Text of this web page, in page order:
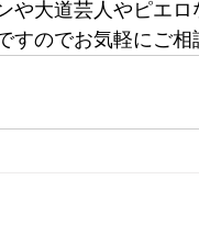
や大道芸人やピエ
すのでお気軽にご相